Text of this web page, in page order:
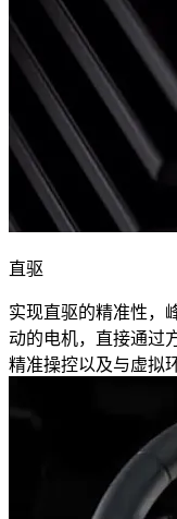
直驱
实现直驱的精准性，
动的电机，直接通过
精准操控以及与虚拟